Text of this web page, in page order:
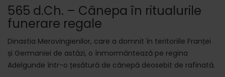
565 d.Ch. – Cânepa în ritualurile
funerare regale
Dinastia Merovingienilor, care a domnit în teritoriile Franței
și Germaniei de astăzi, o înmormântează pe regina
Adelgunde într-o țesătură de cânepă deosebit de rafinată.